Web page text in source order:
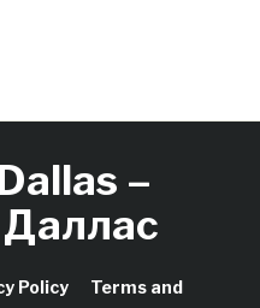
–
Policy Terms and